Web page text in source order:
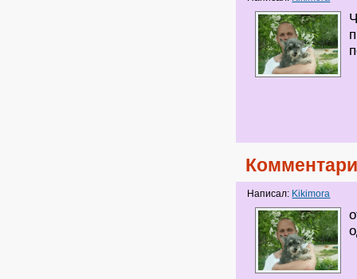
Написал: Kikimora